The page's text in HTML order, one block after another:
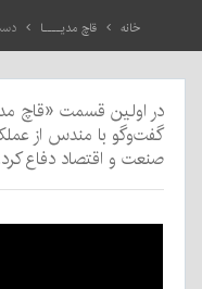
خانه قاچ مدیــــا
گفت‌وگو با مندس از
صنعت و اقتصاد دفاع